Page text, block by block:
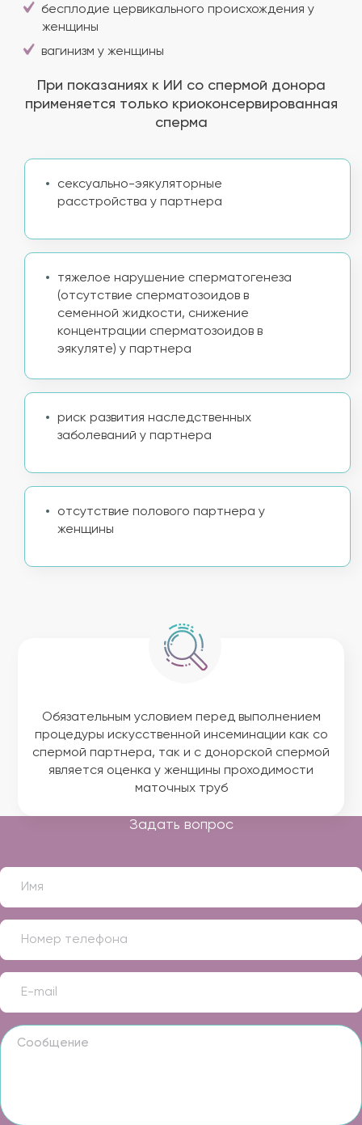
бесплодие цервикального происхождения у
женщины
вагинизм у женщины
При показаниях к ИИ со спермой донора
применяется только криоконсервированная
сперма
сексуально-эякуляторные
расстройства у партнера
тяжелое нарушение сперматогенеза
(отсутствие сперматозоидов в
семенной жидкости, снижение
концентрации сперматозоидов в
эякуляте) у партнера
риск развития наследственных
заболеваний у партнера
отсутствие полового партнера у
женщины
Обязательным условием перед выполнением
процедуры искусственной инсеминации как со
спермой партнера, так и с донорской спермой
является оценка у женщины проходимости
маточных труб
Задать вопрос